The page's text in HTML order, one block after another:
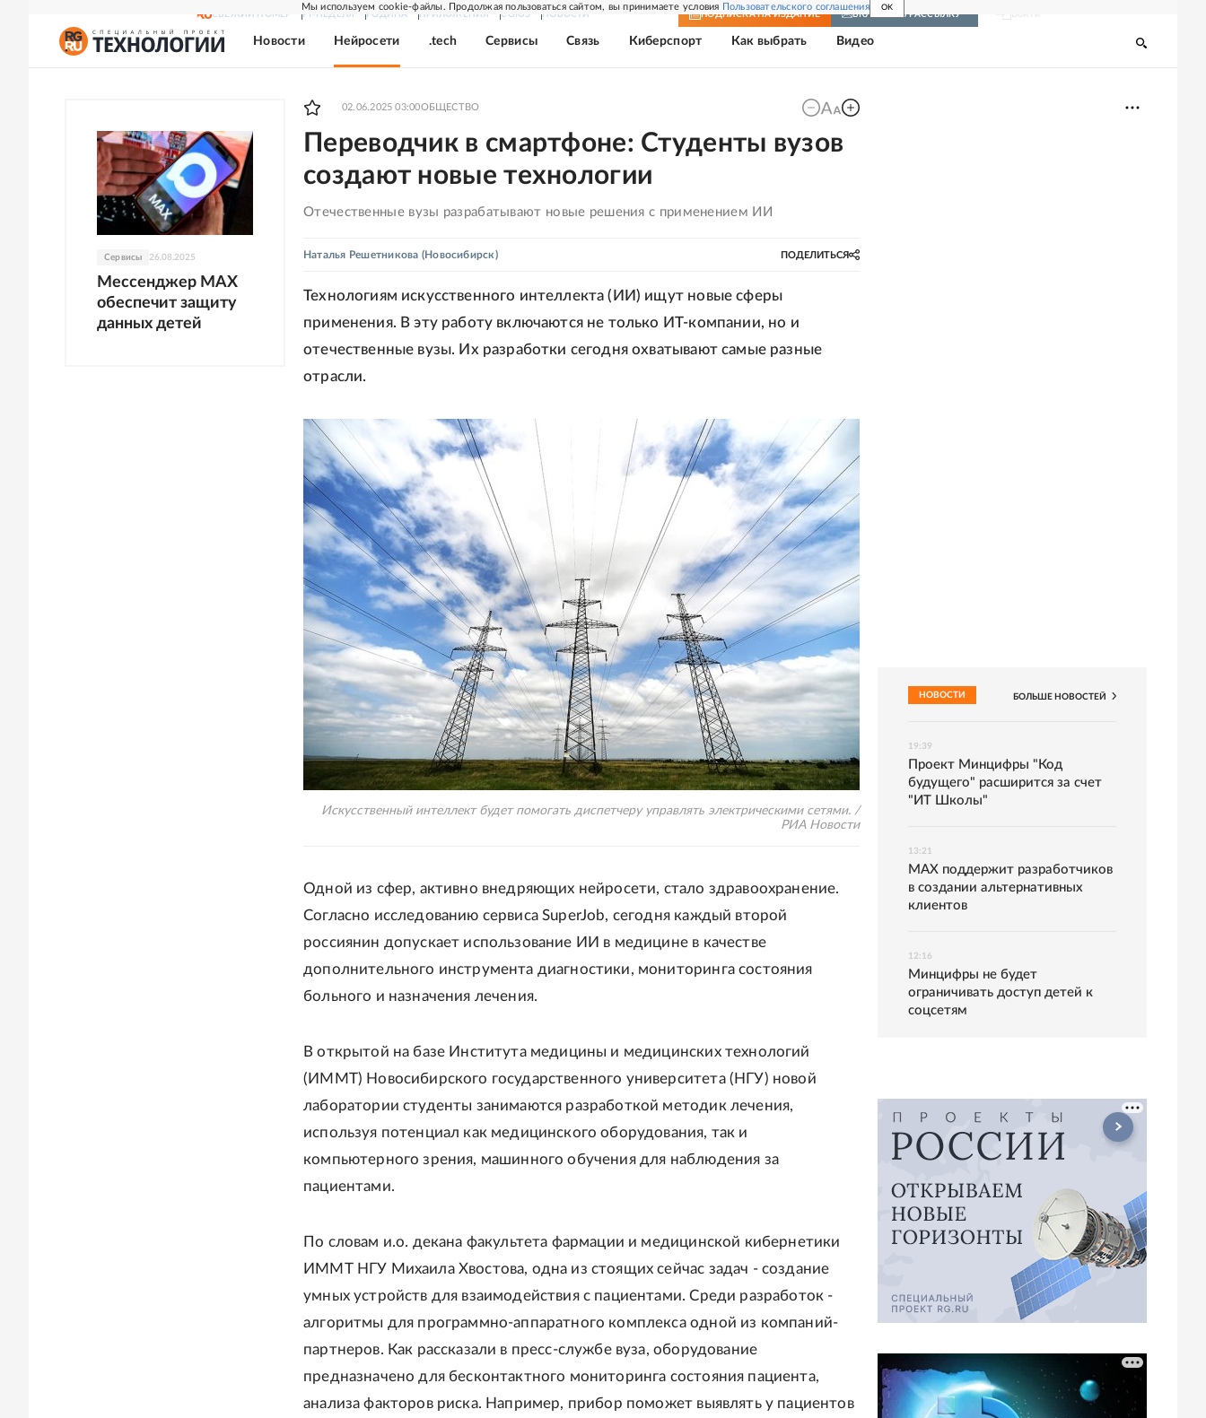
Мы используем cookie-файлы. Продолжая пользоваться сайтом, вы принимаете условия Пользовательского соглашения OK
СВЕЖИЙ НОМЕР РГ-НЕДЕЛЯ РОДИНА ПРИЛОЖЕНИЯ СОЮЗ НОВОСТИ ПОДПИСКА НА ИЗДАНИЕ ВКЛЮЧИТЬ РАССЫЛКУ
Новости Нейросети .tech Сервисы Связь Киберспорт Как выбрать Видео
Сервисы 26.08.2025
Мессенджер MAX
обеспечит защиту
данных детей
02.06.2025 03:00ОБЩЕСТВО
Переводчик в смартфоне: Студенты вузов
создают новые технологии
Отечественные вузы разрабатывают новые решения с применением ИИ
Наталья Решетникова (Новосибирск) ПОДЕЛИТЬСЯ
Технологиям искусственного интеллекта (ИИ) ищут новые сферы
применения. В эту работу включаются не только ИТ-компании, но и
отечественные вузы. Их разработки сегодня охватывают самые разные
отрасли.
Искусственный интеллект будет помогать диспетчеру управлять электрическими сетями. /
РИА Новости
Одной из сфер, активно внедряющих нейросети, стало здравоохранение.
Согласно исследованию сервиса SuperJob, сегодня каждый второй
россиянин допускает использование ИИ в медицине в качестве
дополнительного инструмента диагностики, мониторинга состояния
больного и назначения лечения.
В открытой на базе Института медицины и медицинских технологий
(ИММТ) Новосибирского государственного университета (НГУ) новой
лаборатории студенты занимаются разработкой методик лечения,
используя потенциал как медицинского оборудования, так и
компьютерного зрения, машинного обучения для наблюдения за
пациентами.
По словам и.о. декана факультета фармации и медицинской кибернетики
ИММТ НГУ Михаила Хвостова, одна из стоящих сейчас задач - создание
умных устройств для взаимодействия с пациентами. Среди разработок -
алгоритмы для программно-аппаратного комплекса одной из компаний-
партнеров. Как рассказали в пресс-службе вуза, оборудование
предназначено для бесконтактного мониторинга состояния пациента,
анализа факторов риска. Например, прибор поможет выявлять у пациентов
НОВОСТИ БОЛЬШЕ НОВОСТЕЙ
19:39
Проект Минцифры "Код
будущего" расширится за счет
"ИТ Школы"
13:21
MAX поддержит разработчиков
в создании альтернативных
клиентов
12:16
Минцифры не будет
ограничивать доступ детей к
соцсетям